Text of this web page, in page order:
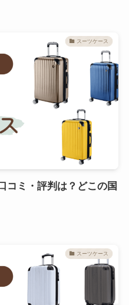
スーツケース
コミ・評判は？どこの国
スーツケース